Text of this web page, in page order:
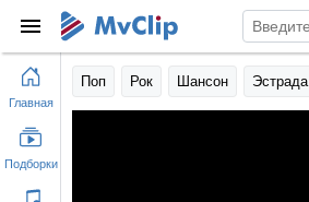
Поп Рок Шансон Эстрада
Главная
Подборки